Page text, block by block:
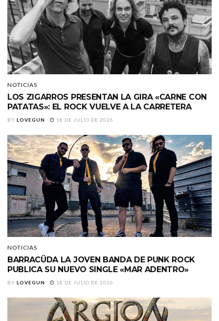
NOTICIAS
LOS ZIGARROS PRESENTAN LA GIRA «CARNE CON
PATATAS»: EL ROCK VUELVE A LA CARRETERA
BY LOVEGUN 18 DE JULIO DE 2026
NOTICIAS
BARRACÜDA LA JOVEN BANDA DE PUNK ROCK
PUBLICA SU NUEVO SINGLE «MAR ADENTRO»
BY LOVEGUN 18 DE JULIO DE 2026